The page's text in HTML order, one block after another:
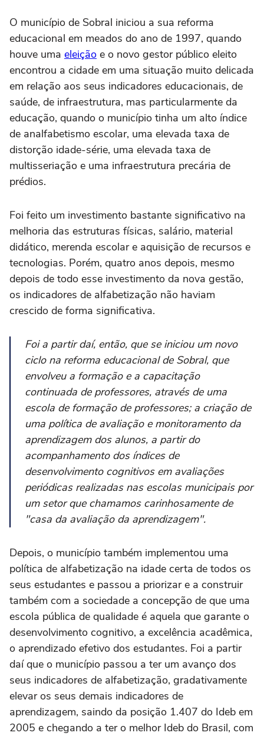
O município de Sobral iniciou a sua reforma
educacional em meados do ano de 1997, quando
houve uma eleição e o novo gestor público eleito
encontrou a cidade em uma situação muito delicada
em relação aos seus indicadores educacionais, de
saúde, de infraestrutura, mas particularmente da
educação, quando o município tinha um alto índice
de analfabetismo escolar, uma elevada taxa de
distorção idade-série, uma elevada taxa de
multisseriação e uma infraestrutura precária de
prédios.
Foi feito um investimento bastante significativo na
melhoria das estruturas físicas, salário, material
didático, merenda escolar e aquisição de recursos e
tecnologias. Porém, quatro anos depois, mesmo
depois de todo esse investimento da nova gestão,
os indicadores de alfabetização não haviam
crescido de forma significativa.
Foi a partir daí, então, que se iniciou um novo
ciclo na reforma educacional de Sobral, que
envolveu a formação e a capacitação
continuada de professores, através de uma
escola de formação de professores; a criação de
uma política de avaliação e monitoramento da
aprendizagem dos alunos, a partir do
acompanhamento dos índices de
desenvolvimento cognitivos em avaliações
periódicas realizadas nas escolas municipais por
um setor que chamamos carinhosamente de
"casa da avaliação da aprendizagem".
Depois, o município também implementou uma
política de alfabetização na idade certa de todos os
seus estudantes e passou a priorizar e a construir
também com a sociedade a concepção de que uma
escola pública de qualidade é aquela que garante o
desenvolvimento cognitivo, a excelência acadêmica,
o aprendizado efetivo dos estudantes. Foi a partir
daí que o município passou a ter um avanço dos
seus indicadores de alfabetização, gradativamente
elevar os seus demais indicadores de
aprendizagem, saindo da posição 1.407 do Ideb em
2005 e chegando a ter o melhor Ideb do Brasil, com